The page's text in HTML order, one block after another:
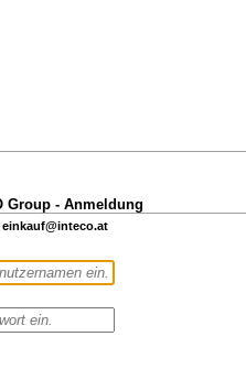
Group - Anmeldung
einkauf@inteco.at